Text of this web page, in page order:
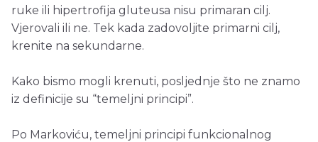
ruke ili hipertrofija gluteusa nisu primaran cilj.
Vjerovali ili ne. Tek kada zadovoljite primarni cilj,
krenite na sekundarne.
Kako bismo mogli krenuti, posljednje što ne znamo
iz definicije su “temeljni principi”.
Po Markoviću, temeljni principi funkcionalnog